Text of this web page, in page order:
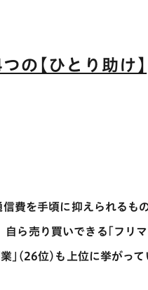
の【ひとり助け】
費を手頃に抑えられるも
自ら売り買いできる｢フリ
｣(26位)も上位に挙がって